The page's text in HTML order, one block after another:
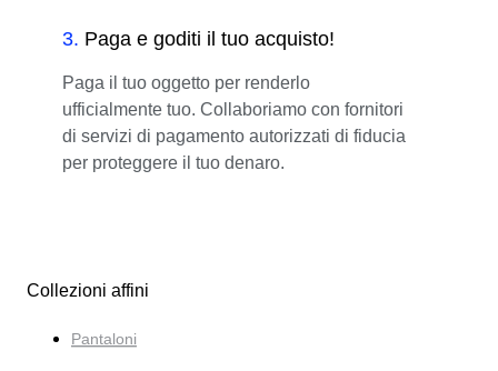
3. Paga e goditi il tuo acquisto!
Paga il tuo oggetto per renderlo
ufficialmente tuo. Collaboriamo con fornitori
di servizi di pagamento autorizzati di fiducia
per proteggere il tuo denaro.
Collezioni affini
Pantaloni